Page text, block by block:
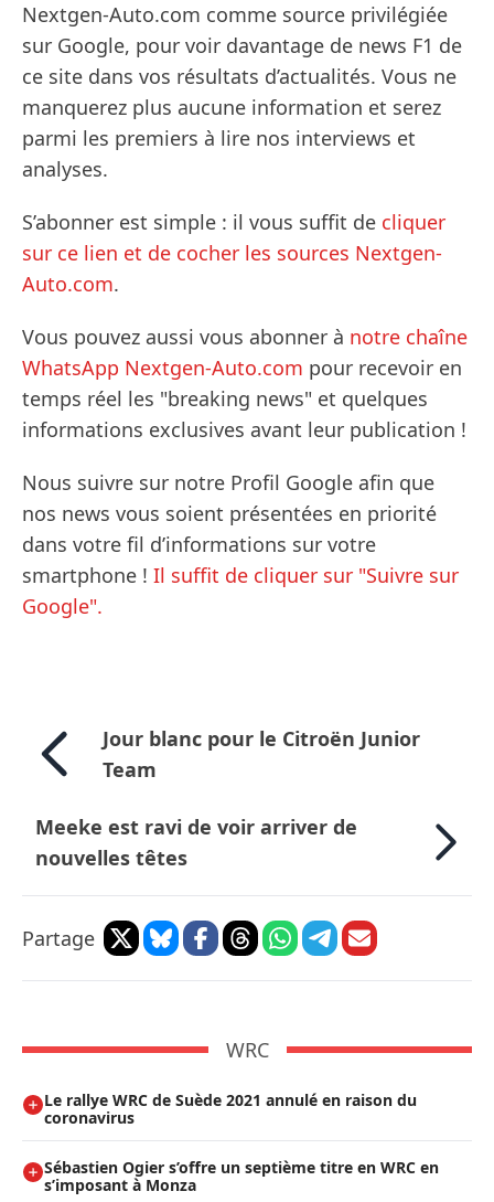
Nextgen-Auto.com comme source privilégiée
sur Google, pour voir davantage de news F1 de
ce site dans vos résultats d’actualités. Vous ne
manquerez plus aucune information et serez
parmi les premiers à lire nos interviews et
analyses.
S’abonner est simple : il vous suffit de cliquer
sur ce lien et de cocher les sources Nextgen-
Auto.com.
Vous pouvez aussi vous abonner à notre chaîne
WhatsApp Nextgen-Auto.com pour recevoir en
temps réel les "breaking news" et quelques
informations exclusives avant leur publication !
Nous suivre sur notre Profil Google afin que
nos news vous soient présentées en priorité
dans votre fil d’informations sur votre
smartphone ! Il suffit de cliquer sur "Suivre sur
Google".
Jour blanc pour le Citroën Junior
Team
Meeke est ravi de voir arriver de
nouvelles têtes
Partage
WRC
Le rallye WRC de Suède 2021 annulé en raison du
coronavirus
Sébastien Ogier s’offre un septième titre en WRC en
s’imposant à Monza